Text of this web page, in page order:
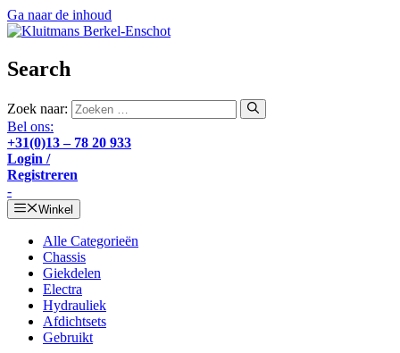
Ga naar de inhoud
Search
Zoek naar:
Bel ons:
+31(0)13 – 78 20 933
Login /
Registreren
-
Winkel
Alle Categorieën
Chassis
Giekdelen
Electra
Hydrauliek
Afdichtsets
Gebruikt